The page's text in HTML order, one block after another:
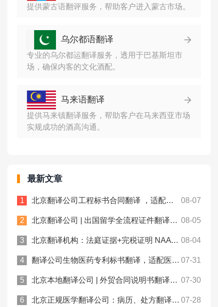
提供蒙古语翻评服务，帮助客户进入蒙古市场。
乌尔都语翻译
专业的乌尔都运翻译服务，透用于巴基斯坦市
场，确保内客的文化酒配。
马来语翻译
提供马来镇翻译服务，帮助客户在马来西亚市场
实规成功的酒高沟通。
最新文章
北京翻译公司工程标书合同翻译 ，适配跨境项目申报！众赞翻译 08-07
北京翻译公司 | 出国留学全流程证件翻译，一站式文书处理！众赞翻译 08-05
北京翻译机构：法庭证据+完税证明 NAATI认证翻译， 中澳法务通用！ 08-04
翻译公司生物医药专利标书翻译，适配医药类专利申报规范！众赞翻译 07-31
北京本地翻译公司 | 外贸合同说明书翻译规避涉外沟通偏差！众赞翻译 07-30
北京正规医学翻译公司：病历、处方翻译件合规用于跨境医保报销！ 07-28